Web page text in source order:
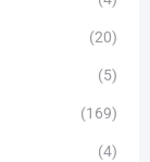
(20)
(5)
(169)
(4)